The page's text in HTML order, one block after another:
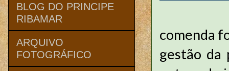
comenda
gestão da
BLOG DO PRINCIPE
RIBAMAR
ARQUIVO
FOTOGRÁFICO